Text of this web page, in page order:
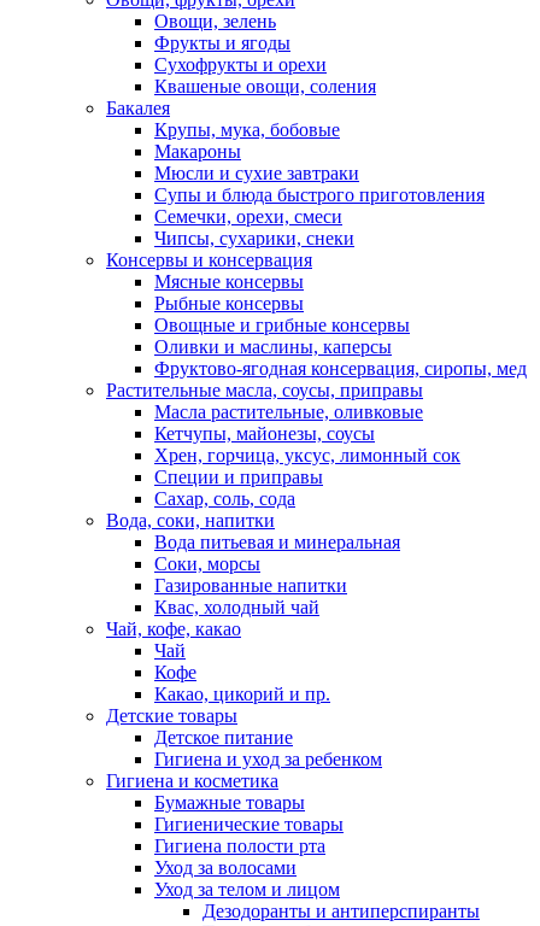
Овощи, зелень
Фрукты и ягоды
Сухофрукты и орехи
Квашеные овощи, соления
Бакалея
Крупы, мука, бобовые
Макароны
Мюсли и сухие завтраки
Супы и блюда быстрого приготовления
Семечки, орехи, смеси
Чипсы, сухарики, снеки
Консервы и консервация
Мясные консервы
Рыбные консервы
Овощные и грибные консервы
Оливки и маслины, каперсы
Фруктово-ягодная консервация, сиропы, мед
Растительные масла, соусы, приправы
Масла растительные, оливковые
Кетчупы, майонезы, соусы
Хрен, горчица, уксус, лимонный сок
Специи и приправы
Сахар, соль, сода
Вода, соки, напитки
Вода питьевая и минеральная
Соки, морсы
Газированные напитки
Квас, холодный чай
Чай, кофе, какао
Чай
Кофе
Какао, цикорий и пр.
Детские товары
Детское питание
Гигиена и уход за ребенком
Гигиена и косметика
Бумажные товары
Гигиенические товары
Гигиена полости рта
Уход за волосами
Уход за телом и лицом
Дезодоранты и антиперспиранты